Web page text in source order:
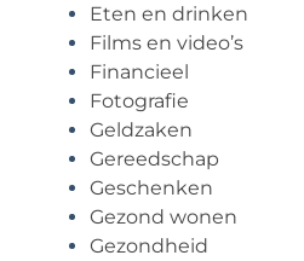
Eten en drinken
Films en video’s
Financieel
Fotografie
Geldzaken
Gereedschap
Geschenken
Gezond wonen
Gezondheid